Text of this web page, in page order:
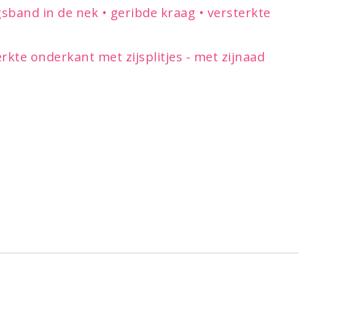
in de nek • geribde kraag • versterkte
onderkant met zijsplitjes - met zijnaad